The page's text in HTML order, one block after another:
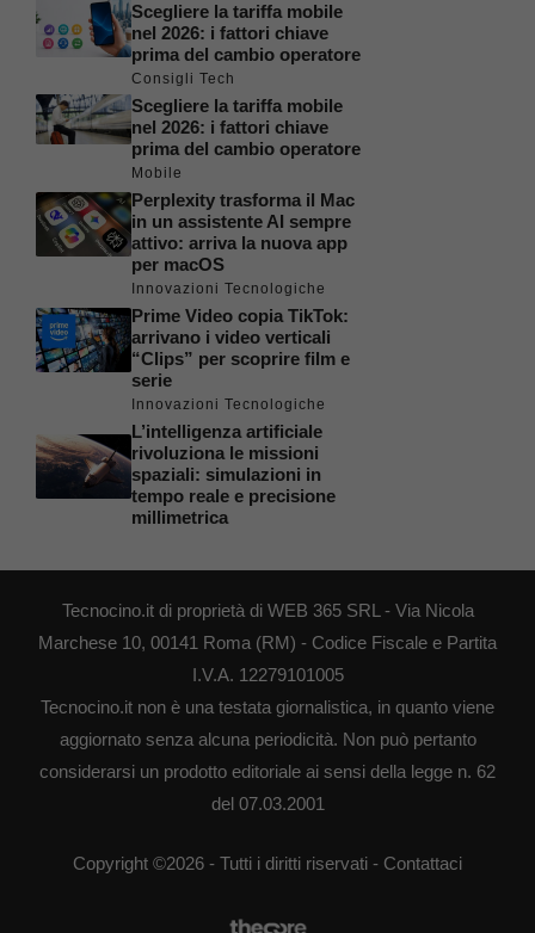
Scegliere la tariffa mobile
nel 2026: i fattori chiave
prima del cambio operatore
Consigli Tech
Scegliere la tariffa mobile
nel 2026: i fattori chiave
prima del cambio operatore
Mobile
Perplexity trasforma il Mac
in un assistente AI sempre
attivo: arriva la nuova app
per macOS
Innovazioni Tecnologiche
Prime Video copia TikTok:
arrivano i video verticali
“Clips” per scoprire film e
serie
Innovazioni Tecnologiche
L’intelligenza artificiale
rivoluziona le missioni
spaziali: simulazioni in
tempo reale e precisione
millimetrica
Tecnocino.it di proprietà di WEB 365 SRL - Via Nicola
Marchese 10, 00141 Roma (RM) - Codice Fiscale e Partita
I.V.A. 12279101005
Tecnocino.it non è una testata giornalistica, in quanto viene
aggiornato senza alcuna periodicità. Non può pertanto
considerarsi un prodotto editoriale ai sensi della legge n. 62
del 07.03.2001
Copyright ©2026 - Tutti i diritti riservati - Contattaci